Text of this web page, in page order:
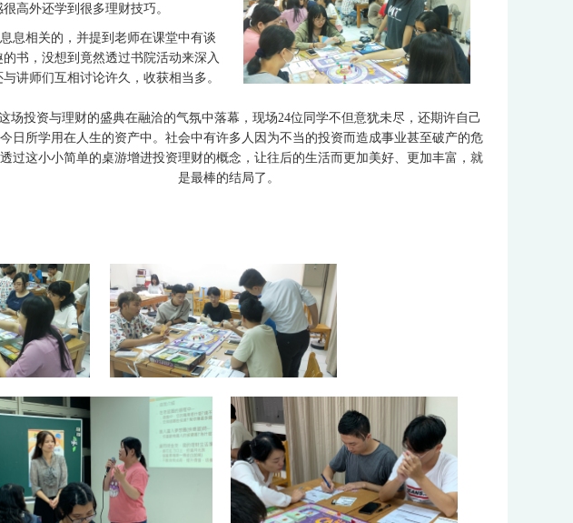
高外还学到很多理财技巧。
息相关的，并提到老师在课堂中有谈
书，没想到竟然透过书院活动来深入
讲师们互相讨论许久，收获相当多。
场投资与理财的盛典在融洽的气氛中落幕，现场24位同学不但意犹未尽，还期许自己
日所学用在人生的资产中。社会中有许多人因为不当的投资而造成事业甚至破产的危
过这小小简单的桌游增进投资理财的概念，让往后的生活而更加美好、更加丰富，就
是最棒的结局了。